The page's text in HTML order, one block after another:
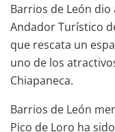
Barrios de León
Andador Turístico
que rescata un
uno de los
Chiapaneca.
Barrios de León
Pico de Loro ha